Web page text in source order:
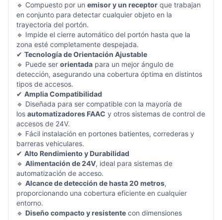
🔹 Compuesto por un emisor y un receptor que trabajan
en conjunto para detectar cualquier objeto en la
trayectoria del portón.
🔹 Impide el cierre automático del portón hasta que la
zona esté completamente despejada.
✔ Tecnología de Orientación Ajustable
🔹 Puede ser orientada para un mejor ángulo de
detección, asegurando una cobertura óptima en distintos
tipos de accesos.
✔ Amplia Compatibilidad
🔹 Diseñada para ser compatible con la mayoría de
los automatizadores FAAC y otros sistemas de control de
accesos de 24V.
🔹 Fácil instalación en portones batientes, correderas y
barreras vehiculares.
✔ Alto Rendimiento y Durabilidad
🔹 Alimentación de 24V, ideal para sistemas de
automatización de acceso.
🔹 Alcance de detección de hasta 20 metros,
proporcionando una cobertura eficiente en cualquier
entorno.
🔹 Diseño compacto y resistente con dimensiones